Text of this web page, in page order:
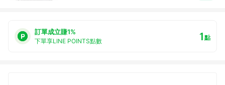
訂單成立賺1%
下單享LINE POINTS點數 1點